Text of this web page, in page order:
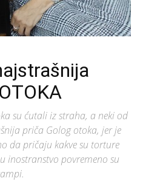
su ćutali iz straha, a neki od
priča Golog otoka, jer je
da pričaju kakve su torture
inostranstvo povremeno su